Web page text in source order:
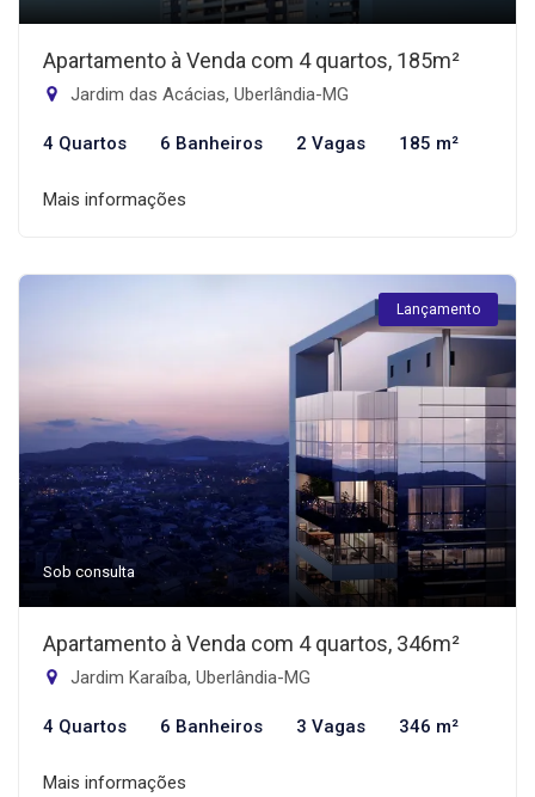
Apartamento à Venda com 4 quartos, 185m²
Jardim das Acácias, Uberlândia-MG
4 Quartos 6 Banheiros 2 Vagas 185 m²
Mais informações
Lançamento
Sob consulta
Apartamento à Venda com 4 quartos, 346m²
Jardim Karaíba, Uberlândia-MG
4 Quartos 6 Banheiros 3 Vagas 346 m²
Mais informações